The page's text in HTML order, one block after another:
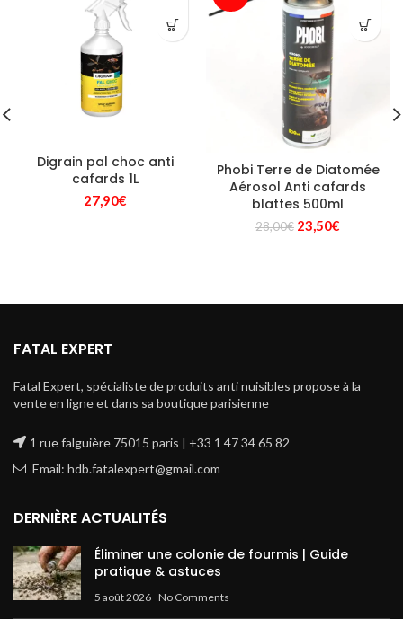
Digrain pal choc anti
cafards 1L
27,90€
Phobi Terre de Diatomée
Aérosol Anti cafards
blattes 500ml
28,00€ Le
23,50€
FATAL EXPERT
Fatal Expert, spécialiste de produits anti nuisibles propose à la
vente en ligne et dans sa boutique parisienne
1 rue falguière 75015 paris | +33 1 47 34 65 82
Email: hdb.fatalexpert@gmail.com
DERNIÈRE ACTUALITÉS
Éliminer une colonie de fourmis | Guide
pratique & astuces
5 août 2026 No Comments